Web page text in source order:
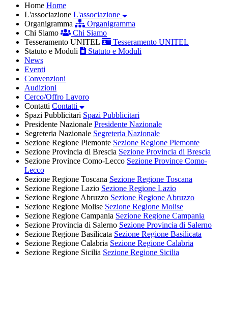
Home Home
L'associazione L'associazione
Organigramma
Organigramma
Chi Siamo
Chi Siamo
Tesseramento UNITEL
Tesseramento UNITEL
Statuto e Moduli
Statuto e Moduli
News
Eventi
Convenzioni
Audizioni
Cerco/Offro Lavoro
Contatti Contatti
Spazi Pubblicitari Spazi Pubblicitari
Presidente Nazionale Presidente Nazionale
Segreteria Nazionale Segreteria Nazionale
Sezione Regione Piemonte Sezione Regione Piemonte
Sezione Provincia di Brescia Sezione Provincia di Brescia
Sezione Province Como-Lecco Sezione Province Como-
Lecco
Sezione Regione Toscana Sezione Regione Toscana
Sezione Regione Lazio Sezione Regione Lazio
Sezione Regione Abruzzo Sezione Regione Abruzzo
Sezione Regione Molise Sezione Regione Molise
Sezione Regione Campania Sezione Regione Campania
Sezione Provincia di Salerno Sezione Provincia di Salerno
Sezione Regione Basilicata Sezione Regione Basilicata
Sezione Regione Calabria Sezione Regione Calabria
Sezione Regione Sicilia Sezione Regione Sicilia